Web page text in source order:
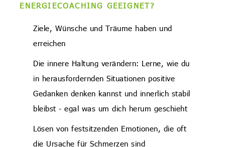
ENERGIECOACHING GEEIGNET?
Ziele, Wünsche und Träume haben und
erreichen
Die innere Haltung verändern: Lerne, wie du
in herausfordernden Situationen positive
Gedanken denken kannst und innerlich stabil
bleibst - egal was um dich herum geschieht
Lösen von festsitzenden Emotionen, die oft
die Ursache für Schmerzen sind